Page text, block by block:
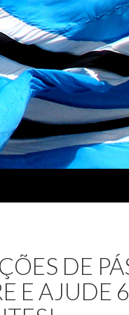
DE
E AJUDE 6